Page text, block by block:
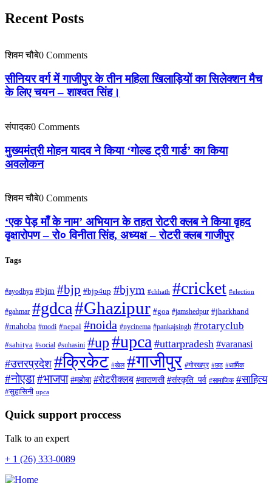
Recent Posts
शिवम चौबे0 Comments
सीनियर वर्ग में गाजीपुर के तीन महिला खिलाड़ियों का सिलेक्शन मैच
के लिए चयन – शाश्वत सिंह।
संपादक0 Comments
मुख्यमंत्री मोहन यादव ने किया ‘गोल्ड ट्री गार्ड’ का किया
अवलोकन
शिवम चौबे0 Comments
‘एक पेड़ माँ के नाम’ अभियान के तहत रोटरी क्लब ने किया वृहद
वृक्षारोपण – रो० विनीता सिंह, अध्यक्ष – रोटरी क्लब गाजीपुर
Tags
#ayodhya #bjm #bjp #bjp4up #bjym #chhath #cricket #election
#gahmar #gdca#Ghazipur #goa #jamshedpur #jharkhand
#mahoba #modi #nepal #noida #nycinema #pankajsingh #rotaryclub
#sahitya #social #suhasini #up#upca #uttarpradesh #varanasi
#उत्तरप्रदेश #क्रिकेट #खेल #गाजीपुर #गोरखपुर #छठ #धार्मिक
#नोएडा#भाजपा #महोबा #रोटरीक्लब #वाराणसी #संस्कृति_पर्व #सामाजिक #साहित्य
#सुहासिनी upca
Quick support proccess
Talk to an expert
+ 1 (26) 333-0089